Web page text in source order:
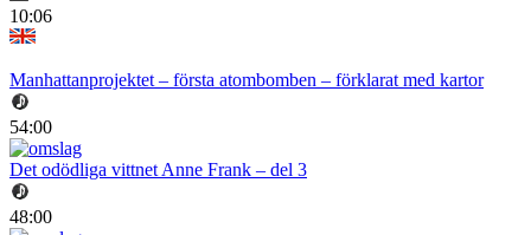
10:06
Manhattanprojektet – första atombomben – förklarat med kartor
54:00
Det odödliga vittnet Anne Frank – del 3
48:00